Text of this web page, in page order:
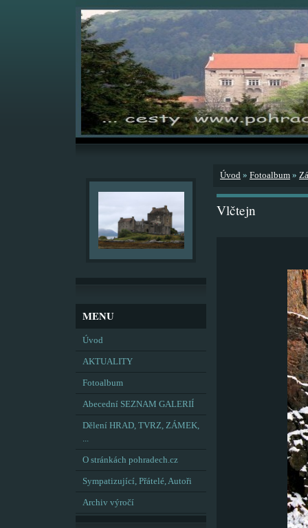
MENU
Úvod
AKTUALITY
Fotoalbum
Abecední SEZNAM GALERIÍ
Dělení HRAD, TVRZ, ZÁMEK,
...
O stránkách pohradech.cz
Sympatizující, Přátelé, Autoři
Archiv výročí
Úvod » Fotoalbum »
Vlčtejn